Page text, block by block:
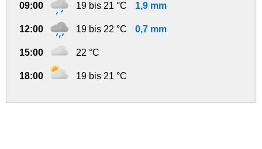
09:00 19 bis 21 °C 1,9 mm
12:00 19 bis 22 °C 0,7 mm
15:00 22 °C
18:00 19 bis 21 °C